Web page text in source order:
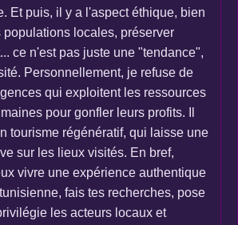
Et puis, il y a l'aspect éthique, bien
populations locales, préserver
ce n'est pas juste une "tendance",
Personnellement, je refuse de
qui exploitent les ressources
pour gonfler leurs profits. Il
tourisme régénératif, qui laisse une
sur les lieux visités. En bref,
vivre une expérience authentique
fais tes recherches, pose
les acteurs locaux et